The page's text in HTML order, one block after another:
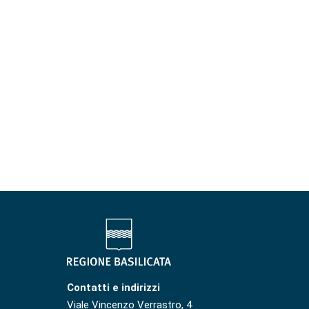
Contatti e indirizzi
Viale Vincenzo Verrastro, 4